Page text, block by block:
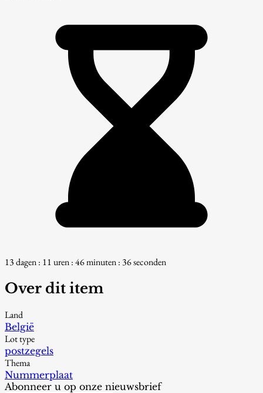
13 dagen : 11 uren : 46 minuten : 36 seconden
Over dit item
Land
België
Lot type
postzegels
Thema
Nummerplaat
Abonneer u op onze nieuwsbrief